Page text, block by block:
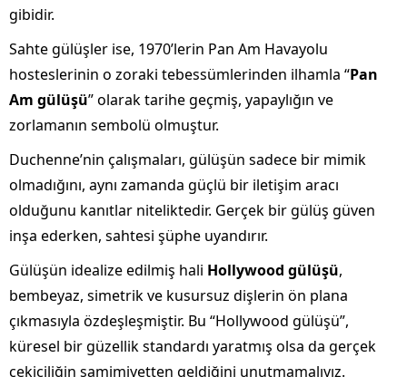
gibidir.
Sahte gülüşler ise, 1970’lerin Pan Am Havayolu
hosteslerinin o zoraki tebessümlerinden ilhamla “Pan
Am gülüşü” olarak tarihe geçmiş, yapaylığın ve
zorlamanın sembolü olmuştur.
Duchenne’nin çalışmaları, gülüşün sadece bir mimik
olmadığını, aynı zamanda güçlü bir iletişim aracı
olduğunu kanıtlar niteliktedir. Gerçek bir gülüş güven
inşa ederken, sahtesi şüphe uyandırır.
Gülüşün idealize edilmiş hali Hollywood gülüşü,
bembeyaz, simetrik ve kusursuz dişlerin ön plana
çıkmasıyla özdeşleşmiştir. Bu “Hollywood gülüşü”,
küresel bir güzellik standardı yaratmış olsa da gerçek
çekiciliğin samimiyetten geldiğini unutmamalıyız.